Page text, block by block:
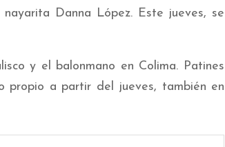
Danna López. Este jueves, se
y el balonmano en Colima. Patines
propio a partir del jueves, también en